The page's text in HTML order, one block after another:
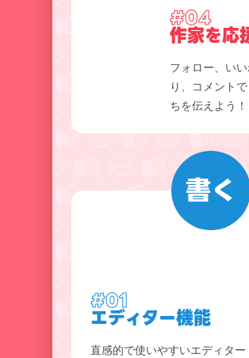
#04
作家を応
フォロー、い
り、コメント
ちを伝えよう！
書く
#01
エディター機能
直感的で使いやすいエディター